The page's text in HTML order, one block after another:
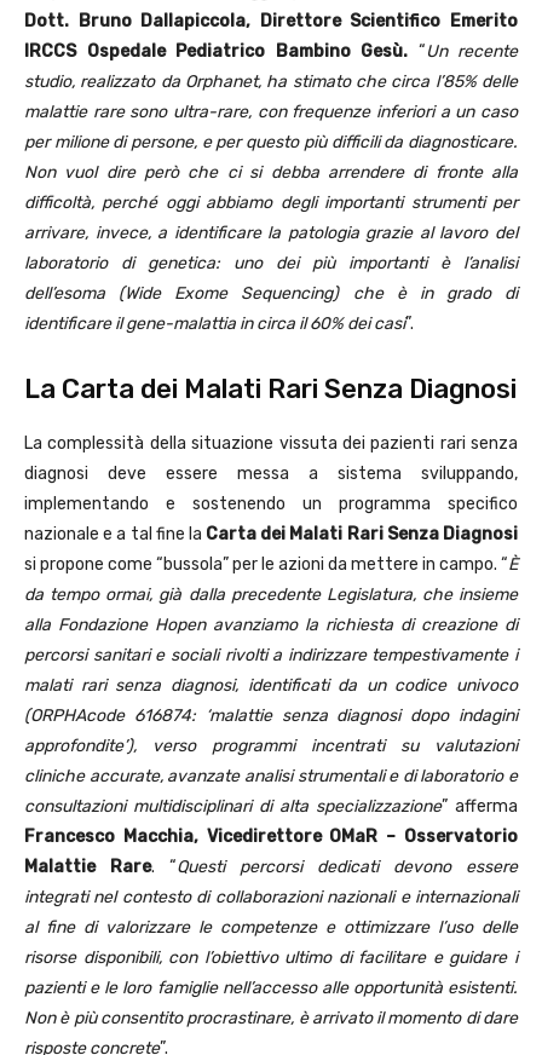
Dott. Bruno Dallapiccola, Direttore Scientifico Emerito
IRCCS Ospedale Pediatrico Bambino Gesù. “Un recente
studio, realizzato da Orphanet, ha stimato che circa l’85% delle
malattie rare sono ultra-rare, con frequenze inferiori a un caso
per milione di persone, e per questo più difficili da diagnosticare.
Non vuol dire però che ci si debba arrendere di fronte alla
difficoltà, perché oggi abbiamo degli importanti strumenti per
arrivare, invece, a identificare la patologia grazie al lavoro del
laboratorio di genetica: uno dei più importanti è l’analisi
dell’esoma (Wide Exome Sequencing) che è in grado di
identificare il gene-malattia in circa il 60% dei casi”.
La Carta dei Malati Rari Senza Diagnosi
La complessità della situazione vissuta dei pazienti rari senza
diagnosi deve essere messa a sistema sviluppando,
implementando e sostenendo un programma specifico
nazionale e a tal fine la Carta dei Malati Rari Senza Diagnosi
si propone come “bussola” per le azioni da mettere in campo. “È
da tempo ormai, già dalla precedente Legislatura, che insieme
alla Fondazione Hopen avanziamo la richiesta di creazione di
percorsi sanitari e sociali rivolti a indirizzare tempestivamente i
malati rari senza diagnosi, identificati da un codice univoco
(ORPHAcode 616874: ‘malattie senza diagnosi dopo indagini
approfondite’), verso programmi incentrati su valutazioni
cliniche accurate, avanzate analisi strumentali e di laboratorio e
consultazioni multidisciplinari di alta specializzazione” afferma
Francesco Macchia, Vicedirettore OMaR – Osservatorio
Malattie Rare. “Questi percorsi dedicati devono essere
integrati nel contesto di collaborazioni nazionali e internazionali
al fine di valorizzare le competenze e ottimizzare l’uso delle
risorse disponibili, con l’obiettivo ultimo di facilitare e guidare i
pazienti e le loro famiglie nell’accesso alle opportunità esistenti.
Non è più consentito procrastinare, è arrivato il momento di dare
risposte concrete”.